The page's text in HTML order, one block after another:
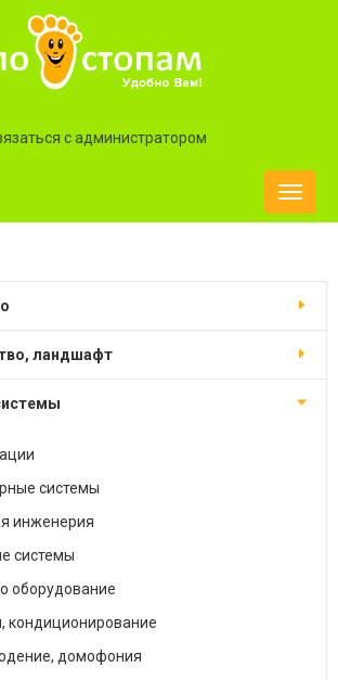
с администратором
Toggle
ландшафт
системы
инженерия
системы
оборудование
кондиционирование
домофония